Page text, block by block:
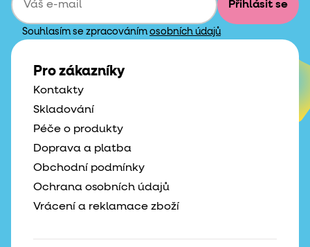
Přihlásit se
Souhlasím se zpracováním osobních údajů
Pro zákazníky
Kontakty
Skladování
Péče o produkty
Doprava a platba
Obchodní podmínky
Ochrana osobních údajů
Vrácení a reklamace zboží